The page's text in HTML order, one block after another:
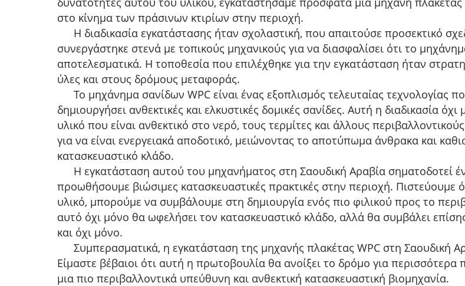
στο κίνημα των πράσινων κτιρίων στην περιοχή.
Η διαδικασία εγκατάστασης ήταν σχολαστική, που απαιτούσε προσεκτικό
συνεργάστηκε στενά με τοπικούς μηχανικούς για να διασφαλίσει ότι το
αποτελεσματικά. Η τοποθεσία που επιλέχθηκε για την εγκατάσταση ήταν
ύλες και στους δρόμους μεταφοράς.
Το μηχάνημα σανίδων WPC είναι ένας εξοπλισμός τελευταίας τεχνολογίας
δημιουργήσει ανθεκτικές και ελκυστικές δομικές σανίδες. Αυτή η διαδικασία
υλικό που είναι ανθεκτικό στο νερό, τους τερμίτες και άλλους
για να είναι ενεργειακά αποδοτικό, μειώνοντας το αποτύπωμα άνθρακα και
κατασκευαστικό κλάδο.
Η εγκατάσταση αυτού του μηχανήματος στη Σαουδική Αραβία σηματοδοτεί
προωθήσουμε βιώσιμες κατασκευαστικές πρακτικές στην περιοχή.
υλικό, μπορούμε να συμβάλουμε στη δημιουργία ενός πιο φιλικού προς το
αυτό όχι μόνο θα ωφελήσει τον κατασκευαστικό κλάδο, αλλά θα συμβάλει
και όχι μόνο.
Συμπερασματικά, η εγκατάσταση της μηχανής πλακέτας WPC στη Σαουδική
Είμαστε βέβαιοι ότι αυτή η πρωτοβουλία θα ανοίξει το δρόμο για
μια πιο περιβαλλοντικά υπεύθυνη και ανθεκτική κατασκευαστική βιομηχανία.